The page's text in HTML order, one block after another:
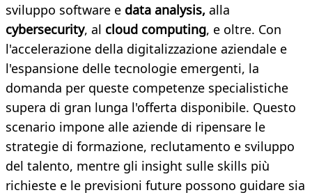
sviluppo software e data analysis, alla
cybersecurity, al cloud computing, e oltre. Con
l'accelerazione della digitalizzazione aziendale e
l'espansione delle tecnologie emergenti, la
domanda per queste competenze specialistiche
supera di gran lunga l'offerta disponibile. Questo
scenario impone alle aziende di ripensare le
strategie di formazione, reclutamento e sviluppo
del talento, mentre gli insight sulle skills più
richieste e le previsioni future possono guidare sia